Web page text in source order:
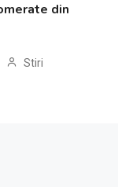
din
Stiri